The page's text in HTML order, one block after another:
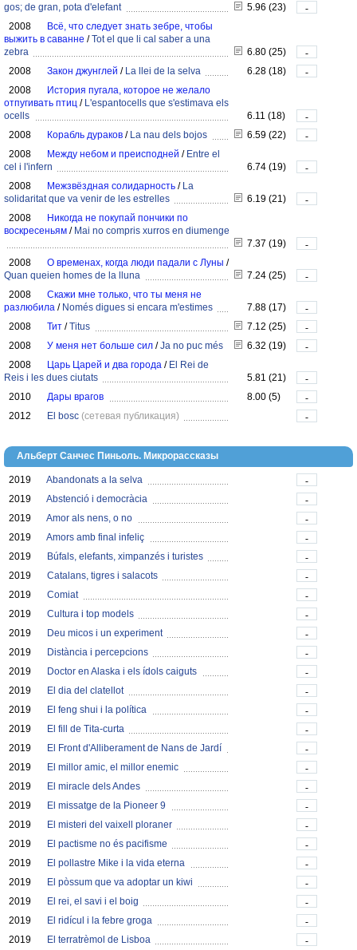
gos; de gran, pota d'elefant 5.96 (23)
-
2008
Всё, что следует знать зебре, чтобы
выжить в саванне /Tot el que li cal saber a una
zebra
6.80 (25)
-
2008
Закон джунглей / La llei de la selva 6.28 (18)
-
2008
История пугала, которое не желало
отпугивать птиц / L'espantocells que s'estimava els
ocells
6.11 (18)
-
2008
Корабль дураков / La nau dels bojos 6.59 (22)
-
2008
Между небом и преисподней / Entre el
cel i l'infern
6.74 (19)
-
2008
Межзвёздная солидарность / La
solidaritat que va venir de les estrelles
6.19 (21)
-
2008
Никогда не покупай пончики по
воскресеньям / Mai no compris xurros en diumenge
7.37 (19)
-
2008
О временах, когда люди падали с Луны /
Quan queien homes de la lluna
7.24 (25)
-
2008
Скажи мне только, что ты меня не
разлюбила / Només digues si encara m'estimes 7.88 (17)
-
2008
Тит /Titus 7.12 (25)
-
2008
У меня нет больше сил /Ja no puc més 6.32 (19)
-
2008
Царь Царей и два города / El Rei de
Reis i les dues ciutats
5.81 (21)
-
2010
Дары врагов 8.00 (5)
-
2012
El bosc (сетевая публикация) -
Альберт Санчес Пиньоль. Микрорассказы
2019 Abandonats a la selva
-
2019
Abstenció i democràcia
-
2019
Amor als nens, o no
-
2019
Amors amb final infeliç
-
2019
Búfals, elefants, ximpanzés i turistes
-
2019
Catalans, tigres i salacots
-
2019
Comiat
-
2019
Cultura i top models
-
2019
Deu micos i un experiment
-
2019
Distància i percepcions
-
2019
Doctor en Alaska i els ídols caiguts
-
2019
El dia del clatellot
-
2019
El feng shui i la política
-
2019
El fill de Tita-curta
-
2019
El Front d'Alliberament de Nans de Jardí
-
2019
El millor amic, el millor enemic
-
2019
El miracle dels Andes
-
2019
El missatge de la Pioneer 9
-
2019
El misteri del vaixell ploraner
-
2019
El pactisme no és pacifisme
-
2019
El pollastre Mike i la vida eterna
-
2019
El pòssum que va adoptar un kiwi
-
2019
El rei, el savi i el boig
-
2019
El ridícul i la febre groga
-
2019
El terratrèmol de Lisboa
-